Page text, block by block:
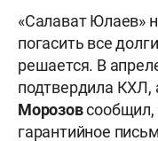
«Салават Юлаев»
погасить все
решается. В
подтвердила КХЛ,
Морозовсообщил,
гарантийное